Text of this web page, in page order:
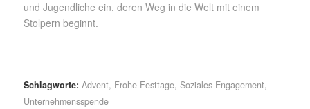
und Jugendliche ein, deren Weg in die Welt mit einem
Stolpern beginnt.
Schlagworte: Advent, Frohe Festtage, Soziales Engagement,
Unternehmensspende